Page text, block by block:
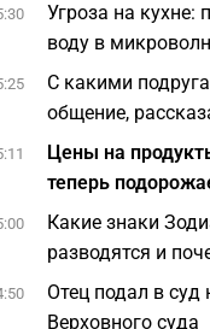
Угроза на кухне:
воду в
С какими
общение,
Цены на
теперь
Какие знаки
разводятся и
Отец подал в
Верховного суда